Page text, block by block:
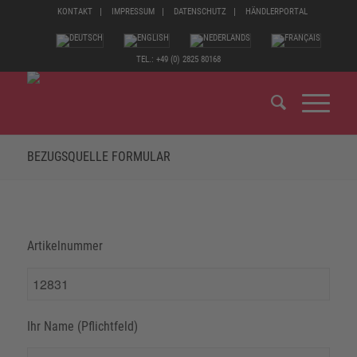
KONTAKT IMPRESSUM DATENSCHUTZ HÄNDLERPORTAL
TEL.: +49 (0) 2825 80168
BEZUGSQUELLE FORMULAR
Artikelnummer
Ihr Name (Pflichtfeld)